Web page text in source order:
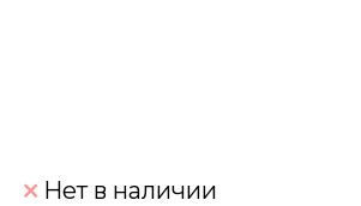
Нет в наличии